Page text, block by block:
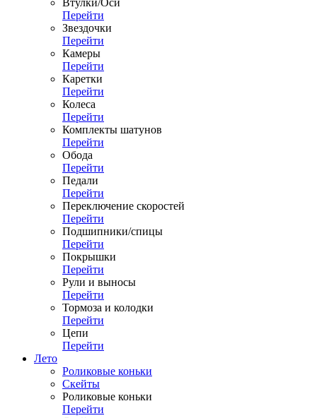
Втулки/Оси
Перейти
Звездочки
Перейти
Камеры
Перейти
Каретки
Перейти
Колеса
Перейти
Комплекты шатунов
Перейти
Обода
Перейти
Педали
Перейти
Переключение скоростей
Перейти
Подшипники/спицы
Перейти
Покрышки
Перейти
Рули и выносы
Перейти
Тормоза и колодки
Перейти
Цепи
Перейти
Лето
Роликовые коньки
Скейты
Роликовые коньки
Перейти